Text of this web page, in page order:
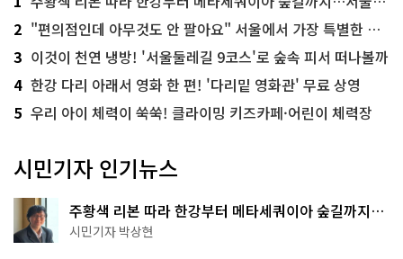
2 "편의점인데 아무것도 안 팔아요" 서울에서 가장 특별한 편의점의 정체
3 이것이 천연 냉방! '서울둘레길 9코스'로 숲속 피서 떠나볼까
4 한강 다리 아래서 영화 한 편! '다리밑 영화관' 무료 상영
5 우리 아이 체력이 쑥쑥! 클라이밍 키즈카페·어린이 체력장
시민기자 인기뉴스
주황색 리본 따라 한강부터 메타세쿼이아 숲길까지…
서울둘레길 15코스
시민기자 박상현